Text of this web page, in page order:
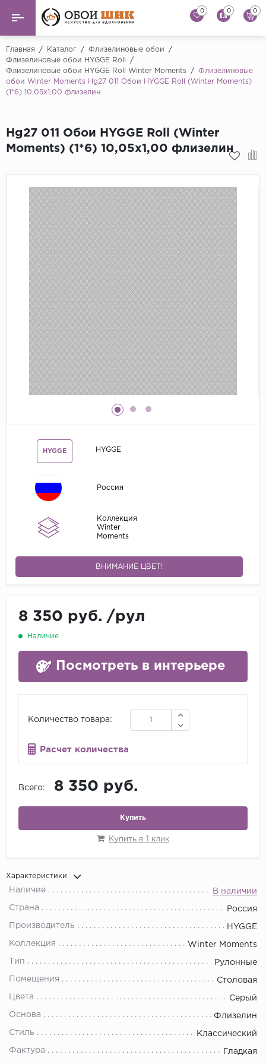
Назад
Виниловые обои ...
Artsimple
AS Creation
Decori Decori
...
Emiliana Parati
Fipar
Grandeco
Kerama Marazzi
Marburg
..
Prima Italiana
Rasch
Флоковые обои
Фрески
Обои под покраску
Краска
0 0 0
Главная / Каталог / Флизелиновые обои
/
Флизелиновые обои HYGGE Roll
/
Флизелиновые обои HYGGE Roll Winter Moments
/
Флизелиновые
обои Winter Moments Hg27 011 Обои HYGGE Roll (Winter Moments)
(1*6) 10,05x1,00 флизелин
Hg27 011 Обои HYGGE Roll (Winter
Moments) (1*6) 10,05x1,00 флизелин
HYGGE HYGGE
Россия
Коллекция
Winter
Moments
ВНИМАНИЕ ЦВЕТ!
8 350 руб. /рул
Наличие
Посмотреть в интерьере
Количество товара:
Расчет количества
Всего: 8 350 руб.
Купить
Купить в 1 клик
Характеристики
Наличие В наличии
Страна Россия
Производитель HYGGE
Коллекция Winter Moments
Тип Рулонные
Помещения Столовая
Цвета Серый
Основа Флизелин
Стиль Классический
Фактура Гладкая